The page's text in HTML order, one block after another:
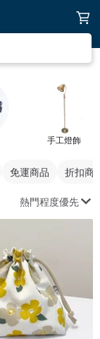
手工燈飾
免運商品 折扣商
熱門程度優先